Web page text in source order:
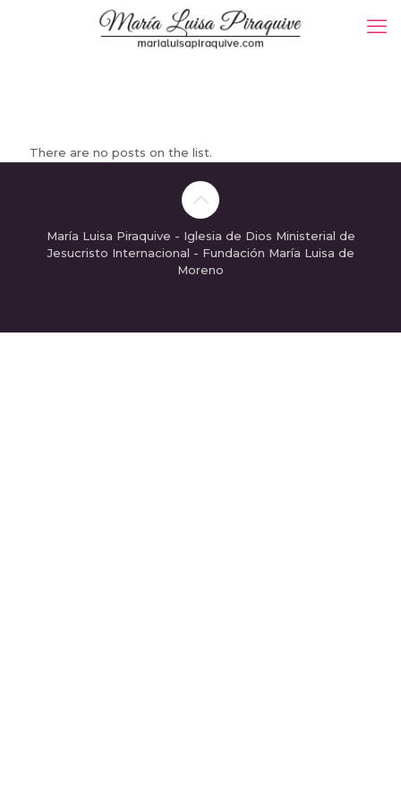
There are no posts on the list.
María Luisa Piraquive - Iglesia de Dios Ministerial de
Jesucristo Internacional - Fundación María Luisa de
Moreno